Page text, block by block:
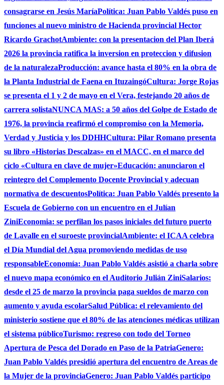
consagrarse en Jesús MaríaPolítica: Juan Pablo Valdés puso en
funciones al nuevo ministro de Hacienda provincial Hector
Ricardo GrachotAmbiente: con la presentacion del Plan Iberá
2026 la provincia ratifica la inversion en proteccion y difusion
de la naturalezaProducción: avance hasta el 80% en la obra de
la Planta Industrial de Faena en ItuzaingóCultura: Jorge Rojas
se presenta el 1 y 2 de mayo en el Vera, festejando 20 años de
carrera solistaNUNCA MAS: a 50 años del Golpe de Estado de
1976, la provincia reafirmó el compromiso con la Memoria,
Verdad y Justicia y los DDHHCultura: Pilar Romano presenta
su libro «Historias Descalzas» en el MACC, en el marco del
ciclo «Cultura en clave de mujer»Educación: anunciaron el
reintegro del Complemento Docente Provincial y adecuan
normativa de descuentosPolítica: Juan Pablo Valdés presento la
Escuela de Gobierno con un encuentro en el Julían
ZiniEconomia: se perfilan los pasos iniciales del futuro puerto
de Lavalle en el suroeste provincialAmbiente: el ICAA celebra
el Día Mundial del Agua promoviendo medidas de uso
responsableEconomía: Juan Pablo Valdés asistió a charla sobre
el nuevo mapa económico en el Auditorio Julián ZiniSalarios:
desde el 25 de marzo la provincia paga sueldos de marzo con
aumento y ayuda escolarSalud Pública: el relevamiento del
ministerio sostiene que el 80% de las atenciones médicas utilizan
el sistema públicoTurismo: regreso con todo del Torneo
Apertura de Pesca del Dorado en Paso de la PatriaGenero:
Juan Pablo Valdés presidió apertura del encuentro de Areas de
la Mujer de la provinciaGenero: Juan Pablo Valdés participo